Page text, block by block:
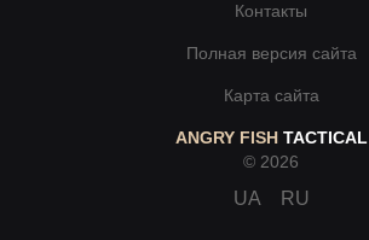
Контакты
Полная версия сайта
Карта сайта
ANGRY FISH TACTICAL
© 2026
UA RU